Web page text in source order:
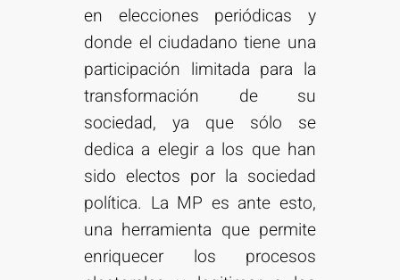
en elecciones periódicas y
donde el ciudadano tiene una
participación limitada para la
transformación de su
sociedad, ya que sólo se
dedica a elegir a los que han
sido electos por la sociedad
política. La MP es ante esto,
una herramienta que permite
enriquecer los procesos